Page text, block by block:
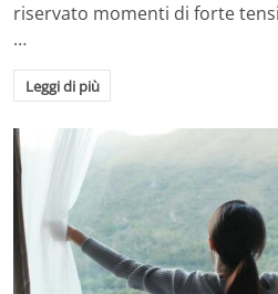
riservato momenti di forte
…
Leggi di più